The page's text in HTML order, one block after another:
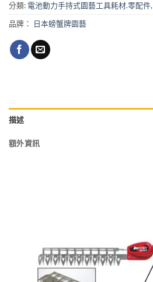
分類: 電池動力手持式園藝工具耗材.零配件,
品牌：
日本螃蟹牌園藝
描述
額外資訊